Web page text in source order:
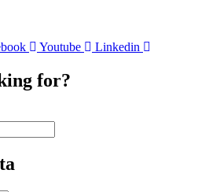
Youtube Linkedin
for?